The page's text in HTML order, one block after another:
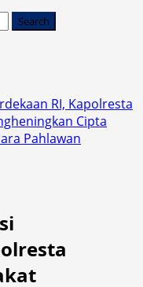
RI, Kapolresta
Cipta
Pahlawan